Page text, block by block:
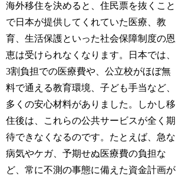
海外移住を決めると、住民票を抜くこと
で日本が提供してくれていた医療、教
育、生活保護といった社会保障制度の恩
恵は受けられなくなります。日本では、
3割負担での医療費や、公立校がほぼ無
料で通える教育環境、子ども手当など、
多くの安心材料がありました。しかし移
住後は、これらの公共サービスが全く期
待できなくなるのです。たとえば、急な
病気やケガ、予期せぬ医療費の負担な
ど、常に不測の事態に備えた資金計画が